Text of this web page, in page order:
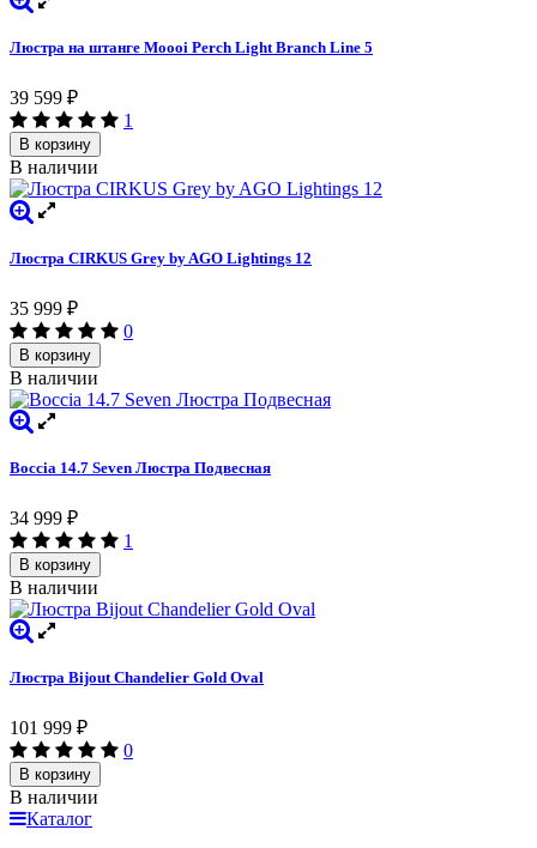
Люстра на штанге Moooi Perch Light Branch Line 5
39 599 ₽
1
В корзину
В наличии
Люстра CIRKUS Grey by AGO Lightings 12
35 999 ₽
0
В корзину
В наличии
Boccia 14.7 Seven Люстра Подвесная
34 999 ₽
1
В корзину
В наличии
Люстра Bijout Chandelier Gold Oval
101 999 ₽
0
В корзину
В наличии
Каталог